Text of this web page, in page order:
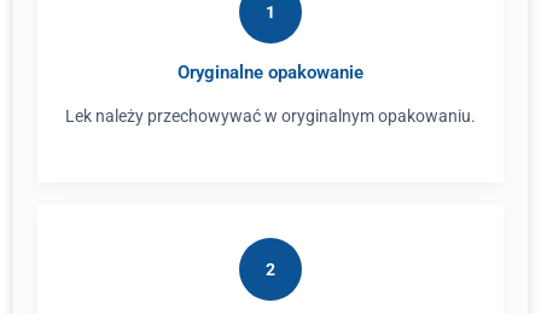
1
Oryginalne opakowanie
Lek należy przechowywać w oryginalnym opakowaniu.
2